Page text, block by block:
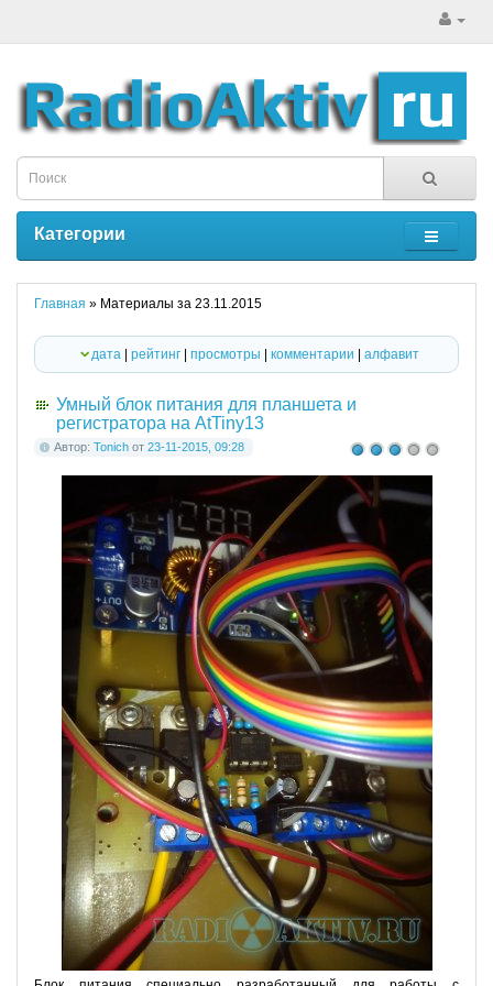
Категории
Главная » Материалы за 23.11.2015
дата | рейтинг| просмотры | комментарии | алфавит
Умный блок питания для планшета и
регистратора на AtTiny13
Автор: Tonich от 23-11-2015, 09:28